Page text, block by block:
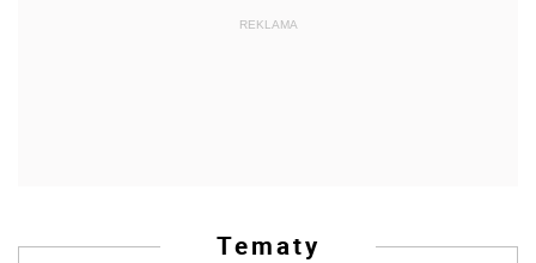
REKLAMA
Tematy